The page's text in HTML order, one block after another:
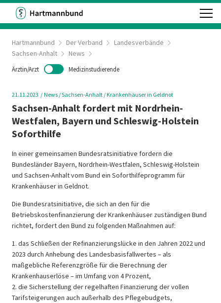
Hartmannbund Der Verband
Landesverbände
Sachsen-Anhalt
News
Ärztin/Arzt Medizinstudierende
21.11.2023 News / Sachsen-Anhalt / Krankenhäuser in Geldnot
Sachsen-Anhalt fordert mit Nordrhein-
Westfalen, Bayern und Schleswig-Holstein
Soforthilfe
In einer gemeinsamen Bundesratsinitiative fordern die
Bundesländer Bayern, Nordrhein-Westfalen, Schleswig-Holstein
und Sachsen-Anhalt vom Bund ein Soforthilfeprogramm für
Krankenhäuser in Geldnot.
Die Bundesratsinitiative, die sich an den für die
Betriebskostenfinanzierung der Krankenhäuser zuständigen Bund
richtet, fordert den Bund zu folgenden Maßnahmen auf:
1. das Schließen der Refinanzierungslücke in den Jahren 2022 und
2023 durch Anhebung des Landesbasisfallwertes – als
maßgebliche Referenzgröße für die Berechnung der
Krankenhauserlöse – im Umfang von 4 Prozent,
2. die Sicherstellung der regelhaften Finanzierung der vollen
Tarifsteigerungen auch außerhalb des Pflegebudgets,